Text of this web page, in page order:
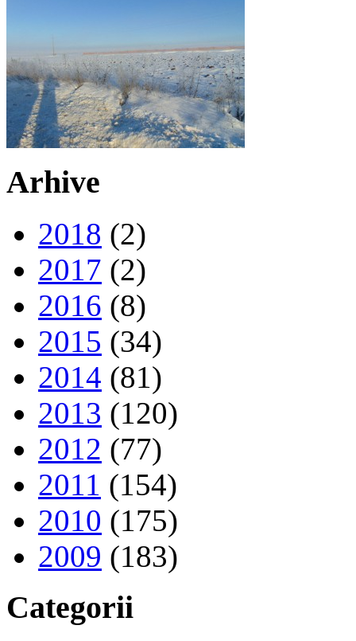
Arhive
2018 (2)
2017 (2)
2016 (8)
2015 (34)
2014 (81)
2013 (120)
2012 (77)
2011 (154)
2010 (175)
2009 (183)
Categorii